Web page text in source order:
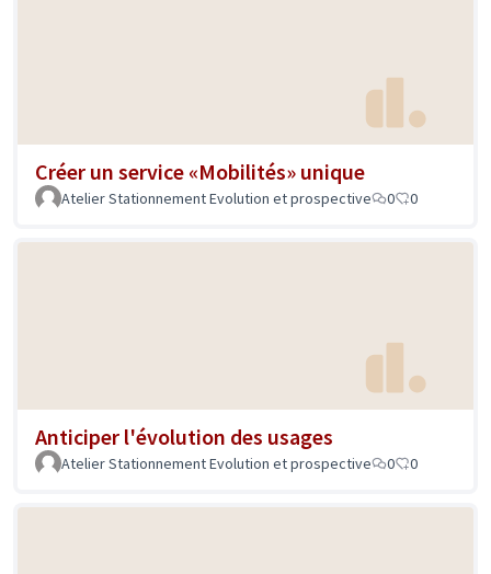
Créer un service «Mobilités» unique
Atelier Stationnement Evolution et prospective 0 0
Anticiper l'évolution des usages
Atelier Stationnement Evolution et prospective 0 0